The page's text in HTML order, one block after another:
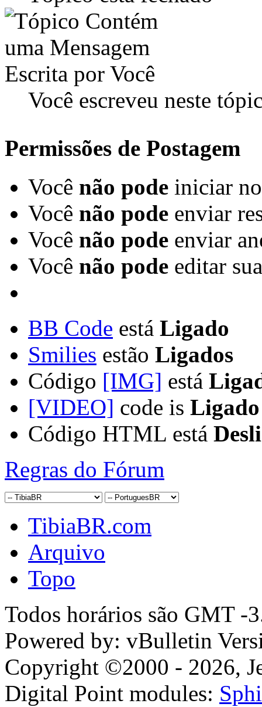
Você escreveu neste
Permissões de Postagem
Você não pode iniciar
Você não pode enviar
Você não pode enviar
Você não pode editar
BB Code está Ligado
Smilies estão Ligados
Código [IMG] está
[VIDEO] code is Ligado
Código HTML está
Regras do Fórum
TibiaBR.com
Arquivo
Topo
Todos horários são GMT -
Powered by: vBulletin
Copyright ©2000 - 2026,
Digital Point modules: